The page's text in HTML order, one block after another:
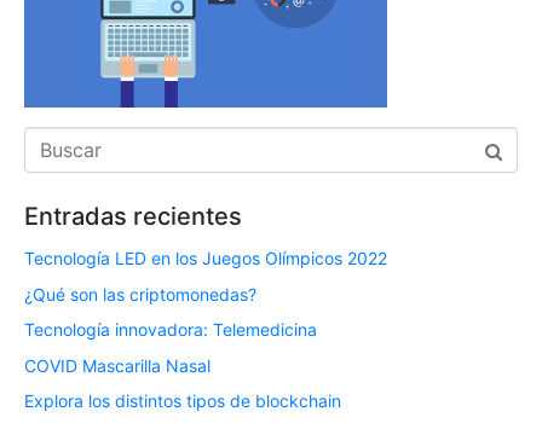
Entradas recientes
Tecnología LED en los Juegos Olímpicos 2022
¿Qué son las criptomonedas?
Tecnología innovadora: Telemedicina
COVID Mascarilla Nasal
Explora los distintos tipos de blockchain